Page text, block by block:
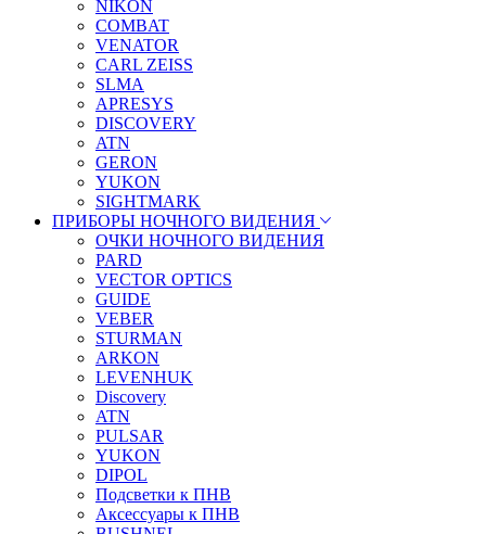
NIKON
COMBAT
VENATOR
CARL ZEISS
SLMA
APRESYS
DISCOVERY
ATN
GERON
YUKON
SIGHTMARK
ПРИБОРЫ НОЧНОГО ВИДЕНИЯ
ОЧКИ НОЧНОГО ВИДЕНИЯ
PARD
VECTOR OPTICS
GUIDE
VEBER
STURMAN
ARKON
LEVENHUK
Discovery
ATN
PULSAR
YUKON
DIPOL
Подсветки к ПНВ
Аксессуары к ПНВ